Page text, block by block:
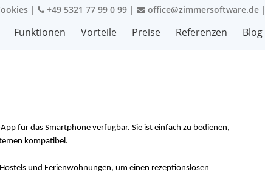
| +49 5321 77 99 0 99 | office@zimmersoftware.de |
Funktionen Vorteile Preise Referenzen Blog
für das Smartphone verfügbar. Sie ist einfach zu bedienen,
kompatibel.
und Ferienwohnungen, um einen rezeptionslosen